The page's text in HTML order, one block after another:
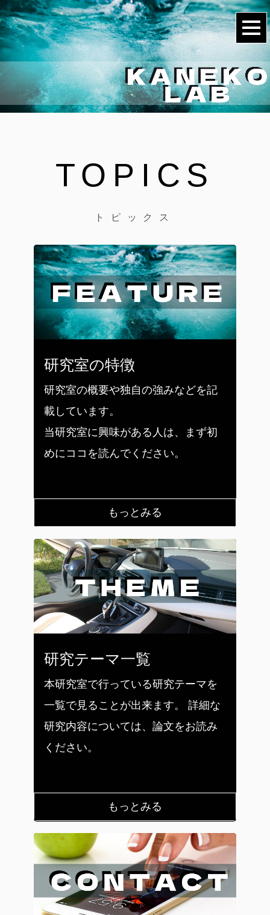
TOPICS
トピックス
研究室の特徴
研究室の概要や独自の強みなどを記
載しています。
当研究室に興味がある人は、まず初
めにココを読んでください。
もっとみる
研究テーマ一覧
本研究室で行っている研究テーマを
一覧で見ることが出来ます。 詳細な
研究内容については、論文をお読み
ください。
もっとみる